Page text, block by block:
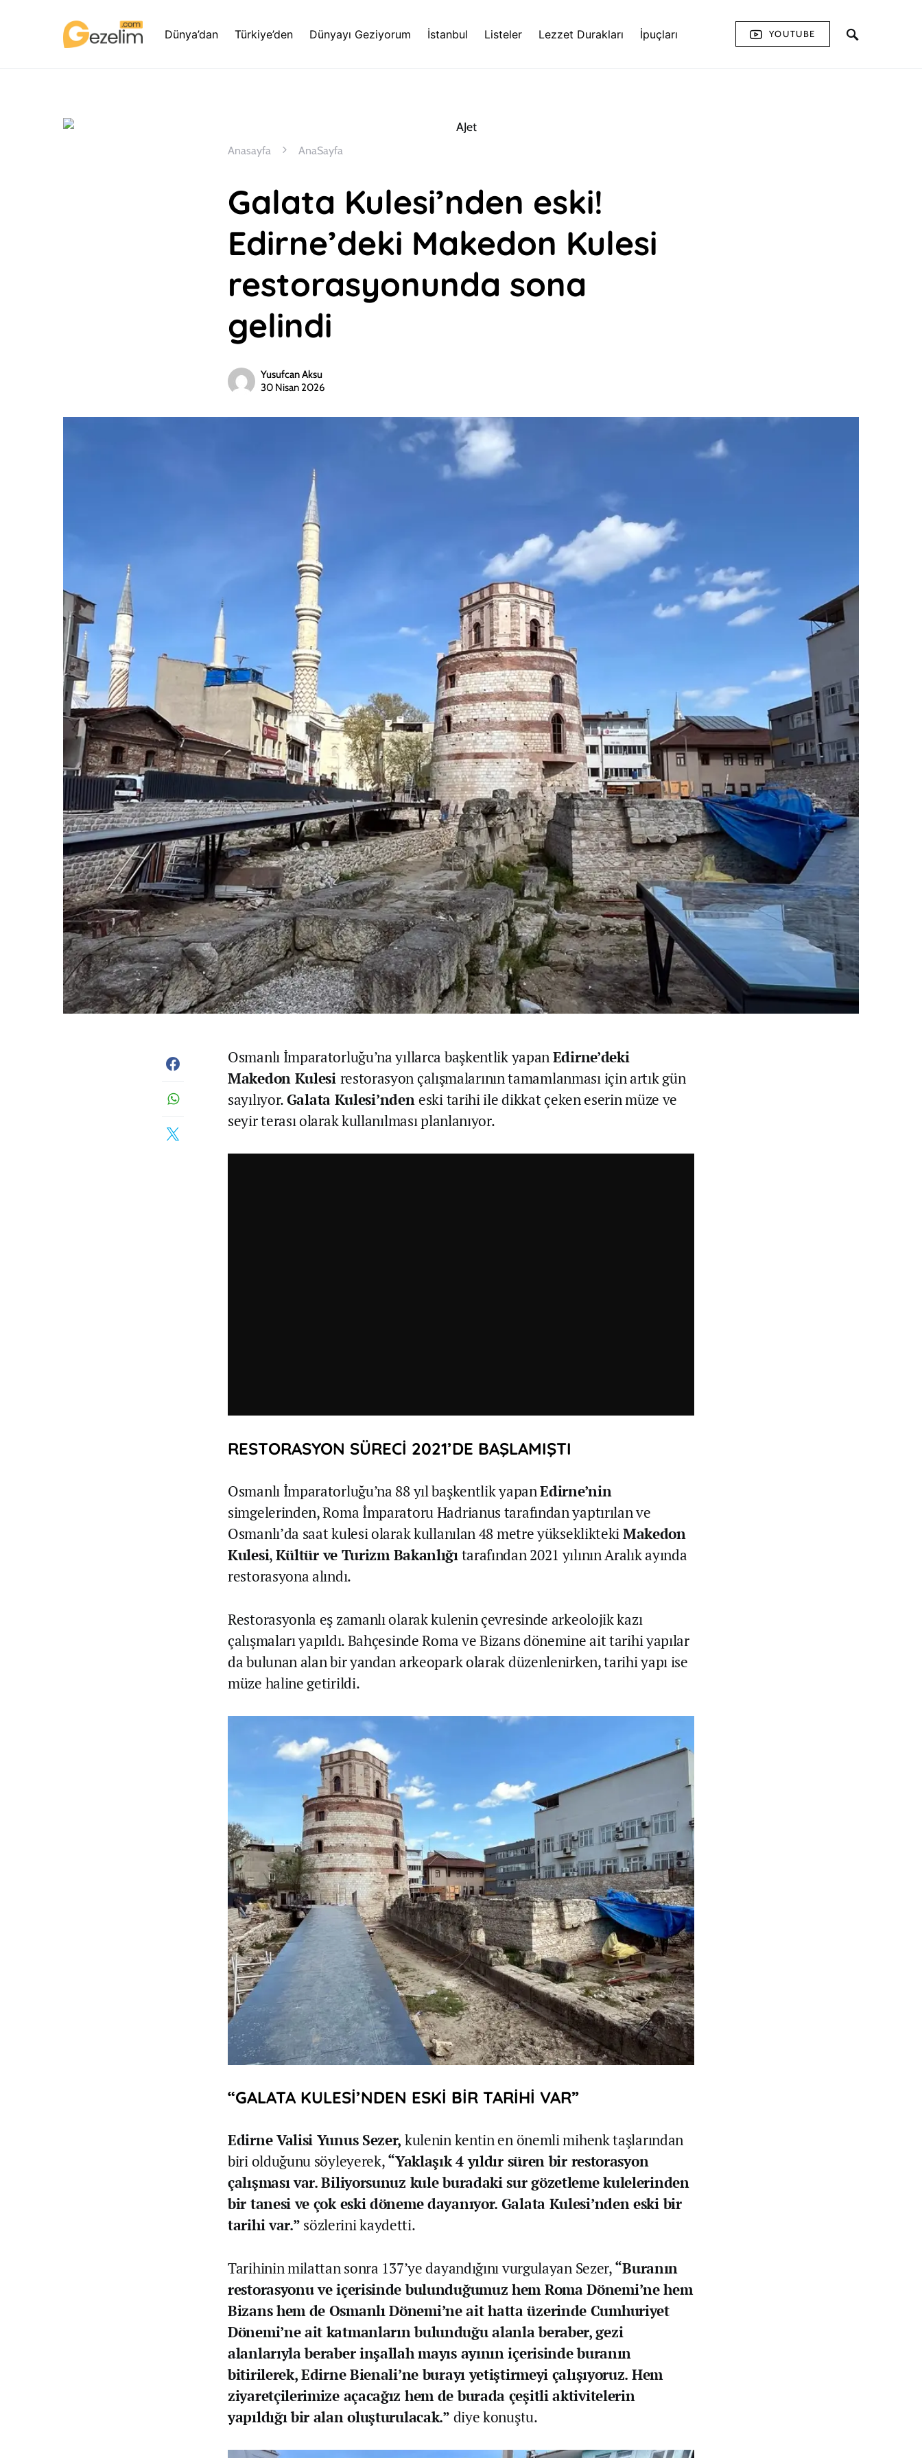
Dünya’dan Türkiye’den Dünyayı Geziyorum İstanbul Listeler Lezzet Durakları İpuçları YOUTUBE
Anasayfa AnaSayfa
Galata Kulesi’nden eski!
Edirne’deki Makedon Kulesi
restorasyonunda sona
gelindi
Yusufcan Aksu
30 Nisan 2026
Osmanlı İmparatorluğu’na yıllarca başkentlik yapanEdirne’deki
Makedon Kulesi restorasyon çalışmalarının tamamlanması için artık gün
sayılıyor.Galata Kulesi’ndeneski tarihi ile dikkat çeken eserin müze ve
seyir terası olarak kullanılması planlanıyor.
RESTORASYON SÜRECİ 2021’DE BAŞLAMIŞTI
Osmanlı İmparatorluğu’na 88 yıl başkentlik yapanEdirne’nin
simgelerinden, Roma İmparatoru Hadrianus tarafından yaptırılan ve
Osmanlı’da saat kulesi olarak kullanılan 48 metre yükseklikteki Makedon
Kulesi,Kültür ve Turizm Bakanlığı tarafından 2021 yılının Aralık ayında
restorasyona alındı.
Restorasyonla eş zamanlı olarak kulenin çevresinde arkeolojik kazı
çalışmaları yapıldı. Bahçesinde Roma ve Bizans dönemine ait tarihi yapılar
da bulunan alan bir yandan arkeopark olarak düzenlenirken, tarihi yapı ise
müze haline getirildi.
“GALATA KULESİ’NDEN ESKİ BİR TARİHİ VAR”
Edirne Valisi Yunus Sezer, kulenin kentin en önemli mihenk taşlarından
biri olduğunu söyleyerek,“Yaklaşık 4 yıldır süren bir restorasyon
çalışması var. Biliyorsunuz kule buradaki sur gözetleme kulelerinden
bir tanesi ve çok eski döneme dayanıyor. Galata Kulesi’nden eski bir
tarihi var.” sözlerini kaydetti.
Tarihinin milattan sonra 137’ye dayandığını vurgulayan Sezer,“Buranın
restorasyonu ve içerisinde bulunduğumuz hem Roma Dönemi’ne hem
Bizans hem de Osmanlı Dönemi’ne ait hatta üzerinde Cumhuriyet
Dönemi’ne ait katmanların bulunduğu alanla beraber, gezi
alanlarıyla beraber inşallah mayıs ayının içerisinde buranın
bitirilerek, Edirne Bienali’ne burayı yetiştirmeyi çalışıyoruz. Hem
ziyaretçilerimize açacağız hem de burada çeşitli aktivitelerin
yapıldığı bir alan oluşturulacak.” diye konuştu.